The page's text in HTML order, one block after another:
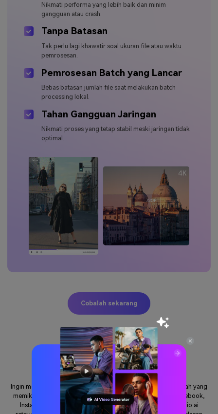
Nikmati performa yang lebih baik dan minim
gangguan atau crash.
Tanpa Batasan
Tak perlu lagi khawatir soal ukuran file atau waktu
pemrosesan.
Pemrosesan Batch yang Lancar
Bebas batasan jumlah file saat melakukan batch
processing lokal.
Tahan Gangguan Jaringan
Nikmati proses yang tetap stabil meski jaringan tidak
optimal.
Cobalah sekarang
Retoucher potret wajah satu klik
Ingin mengubah gambar mentah Anda menjadi foto potret indah yang
memikat pemirsa di platform media kaya populer seperti facebook,
Instagram, dan pinterest? Jangan lihat lebih jauh dari media.io ai